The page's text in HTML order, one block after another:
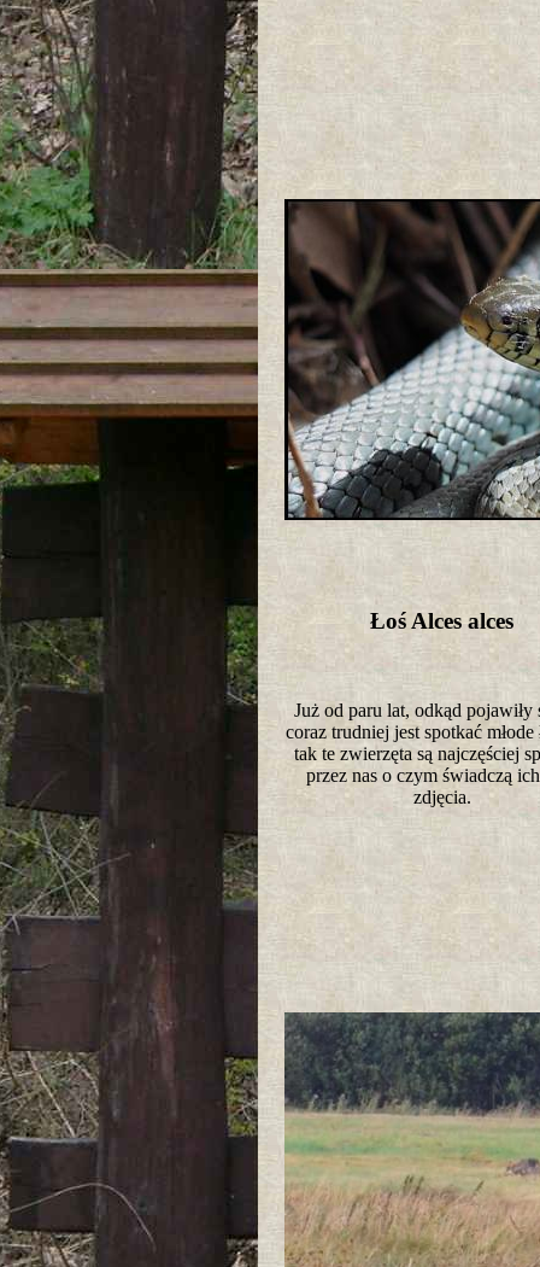
Łoś Alces alces
Już od paru lat, odkąd
coraz trudniej jest spotkać młode
tak te zwierzęta są najczęściej
przez nas o czym świadczą
zdjęcia.